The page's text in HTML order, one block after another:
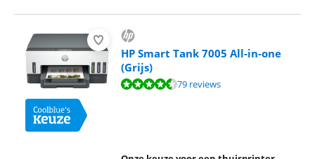
HP Smart Tank 7005 All-in-one
(Grijs)
Beoordeling is 8,7 van de 10, gebaseerd op 79 reviews.
79 reviews